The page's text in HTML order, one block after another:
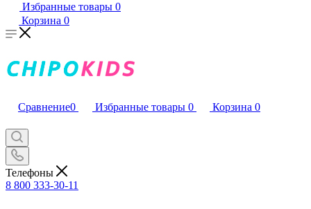
Избранные товары 0
Корзина 0
Сравнение0 Избранные товары 0 Корзина 0
Телефоны
8 800 333-30-11